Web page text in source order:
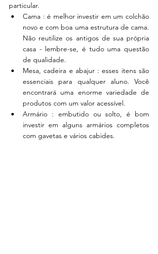
particular.
Cama : é melhor investir em um colchão
novo e com boa uma estrutura de cama.
Não reutilize os antigos de sua própria
casa - lembre-se, é tudo uma questão
de qualidade.
Mesa, cadeira e abajur : esses itens são
essenciais para qualquer aluno. Você
encontrará uma enorme variedade de
produtos com um valor acessível.
Armário : embutido ou solto, é bom
investir em alguns armários completos
com gavetas e vários cabides.